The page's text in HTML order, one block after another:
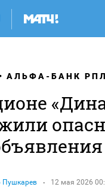
АЛЬФА-БАНК РПЛ
Пушкарев 12 мая 2026